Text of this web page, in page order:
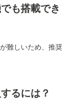
も搭載でき
難しいため、推奨
るには？